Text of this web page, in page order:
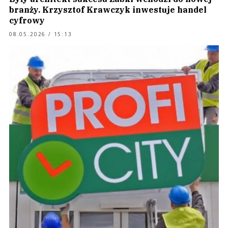
branży. Krzysztof Krawczyk inwestuje handel
cyfrowy
08.05.2026 / 15:13